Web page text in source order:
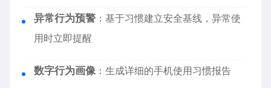
异常行为预警 ：基于习惯建立安全基线，异常使
用时立即提醒
数字行为画像：生成详细的手机使用习惯报告